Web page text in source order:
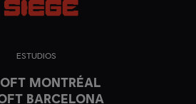
ESTUDIOS
MONTRÉAL
BARCELONA